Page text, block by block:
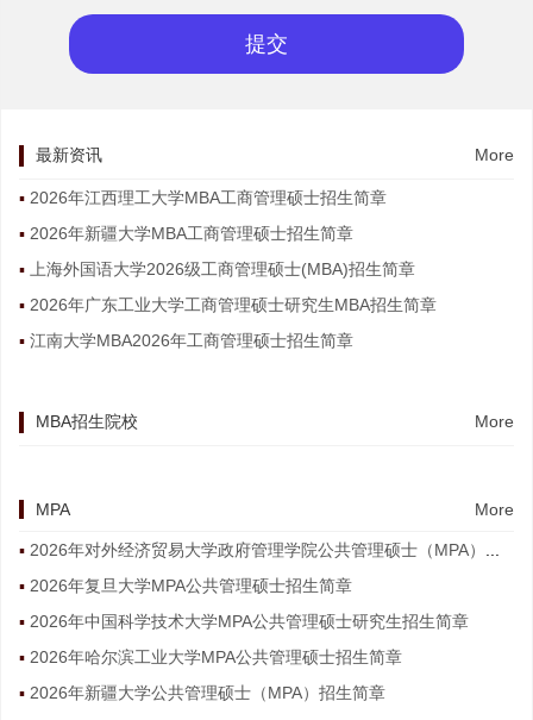
最新资讯 More
2026年江西理工大学MBA工商管理硕士招生简章
2026年新疆大学MBA工商管理硕士招生简章
上海外国语大学2026级工商管理硕士(MBA)招生简章
2026年广东工业大学工商管理硕士研究生MBA招生简章
江南大学MBA2026年工商管理硕士招生简章
MBA招生院校 More
MPA More
2026年复旦大学MPA公共管理硕士招生简章
2026年中国科学技术大学MPA公共管理硕士研究生招生简章
2026年哈尔滨工业大学MPA公共管理硕士招生简章
2026年新疆大学公共管理硕士（MPA）招生简章